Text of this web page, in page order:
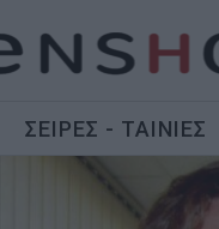
ΣΕΙΡΕΣ - ΤΑΙΝΙΕΣ